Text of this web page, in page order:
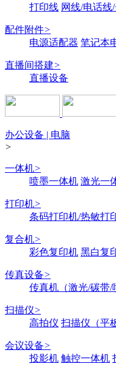
打印线 网线/电话线
配件附件>
电源适配器 笔记本
直播间搭建>
直播设备
办公设备 | 电脑
>
一体机>
喷墨一体机 激光一
打印机>
条码打印机/热敏打
复合机>
彩色复印机 黑白复
传真设备>
传真机（激光/碳带/
扫描仪>
高拍仪 扫描仪（平
会议设备>
投影机 触控一体机